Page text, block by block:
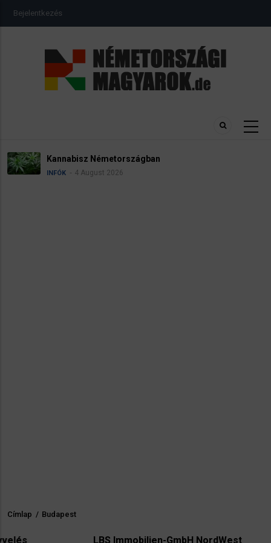
USER
ACCOUNT
Bejelentkezés
Németországban
2026
Morzsa
Címlap / Budapest
LBS Immobilien-GmbH NordWest